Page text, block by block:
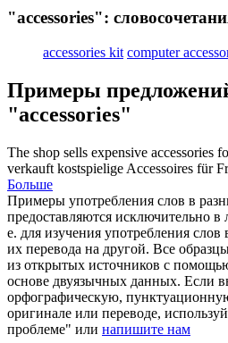
"accessories":
accessories kit computer
Примеры
"accessories"
The shop sells expensive accessories
verkauft kostspielige Accessoires für
Больше
Примеры употребления слов в
предоставляются исключительно в
е. для изучения употребления
их перевода на другой. Все
из открытых источников с
основе двуязычных данных. Если
орфографическую,
оригинале или переводе,
проблеме" или напишите нам